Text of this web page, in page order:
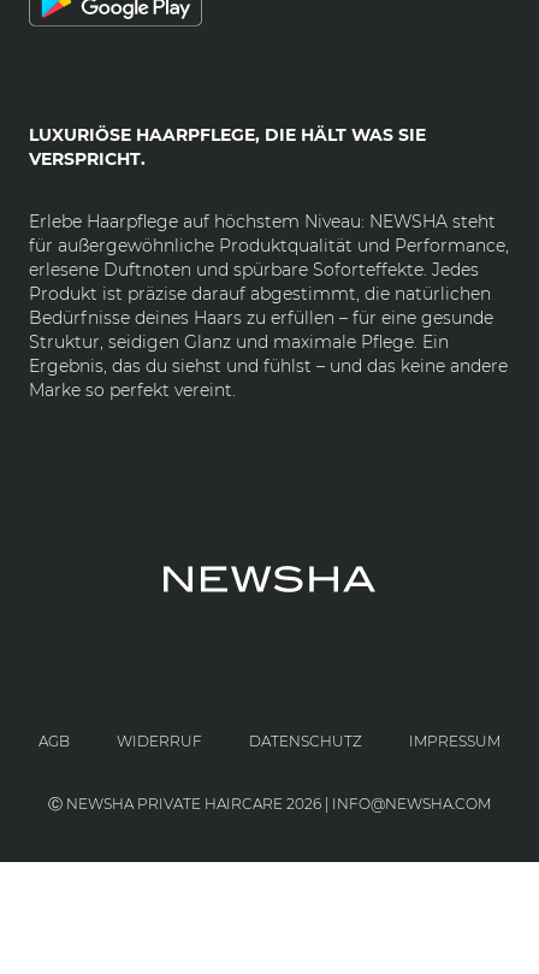
LUXURIÖSE HAARPFLEGE, DIE HÄLT WAS SIE
VERSPRICHT.
Erlebe Haarpflege auf höchstem Niveau: NEWSHA steht
für außergewöhnliche Produktqualität und Performance,
erlesene Duftnoten und spürbare Soforteffekte. Jedes
Produkt ist präzise darauf abgestimmt, die natürlichen
Bedürfnisse deines Haars zu erfüllen – für eine gesunde
Struktur, seidigen Glanz und maximale Pflege. Ein
Ergebnis, das du siehst und fühlst – und das keine andere
Marke so perfekt vereint.
Ⓒ NEWSHA PRIVATE HAIRCARE 2026 | INFO@NEWSHA.COM
AGB WIDERRUF DATENSCHUTZ IMPRESSUM